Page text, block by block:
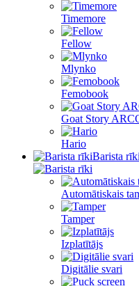
Timemore
Fellow
Mlynko
Femobook
Goat Story
Hario
Barista rīki
Automātiskais
Tamper
Izplatītājs
Digitālie svari